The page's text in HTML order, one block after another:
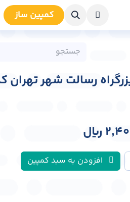
کمپین سا​​ز
﷼
افزودن به سبد کمپین